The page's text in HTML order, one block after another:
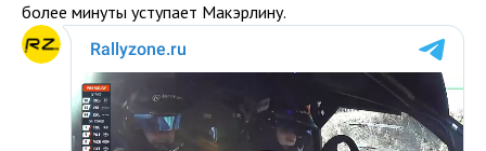
более минуты уступает Макэрлину.